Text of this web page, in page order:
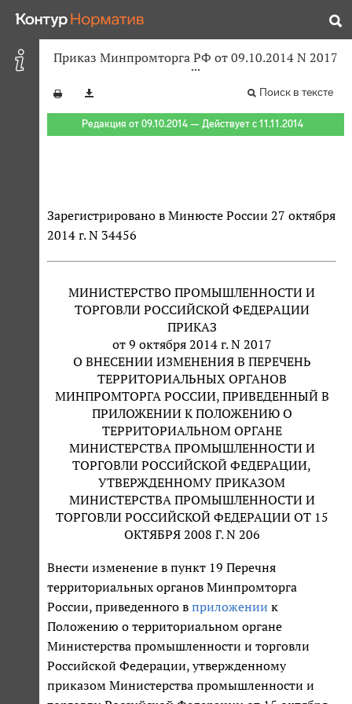
Приказ Минпромторга РФ от 09.10.2014 N 2017
Поиск в тексте
Редакция от 09.10.2014 — Действует с 11.11.2014
Зарегистрировано в Минюсте России 27 октября
2014 г. N 34456
МИНИСТЕРСТВО ПРОМЫШЛЕННОСТИ И
ТОРГОВЛИ РОССИЙСКОЙ ФЕДЕРАЦИИ
ПРИКАЗ
от 9 октября 2014 г. N 2017
О ВНЕСЕНИИ ИЗМЕНЕНИЯ В ПЕРЕЧЕНЬ
ТЕРРИТОРИАЛЬНЫХ ОРГАНОВ
МИНПРОМТОРГА РОССИИ, ПРИВЕДЕННЫЙ В
ПРИЛОЖЕНИИ К ПОЛОЖЕНИЮ О
ТЕРРИТОРИАЛЬНОМ ОРГАНЕ
МИНИСТЕРСТВА ПРОМЫШЛЕННОСТИ И
ТОРГОВЛИ РОССИЙСКОЙ ФЕДЕРАЦИИ,
УТВЕРЖДЕННОМУ ПРИКАЗОМ
МИНИСТЕРСТВА ПРОМЫШЛЕННОСТИ И
ТОРГОВЛИ РОССИЙСКОЙ ФЕДЕРАЦИИ ОТ 15
ОКТЯБРЯ 2008 Г. N 206
Внести изменение в пункт 19 Перечня
территориальных органов Минпромторга
России, приведенного в приложении к
Положению о территориальном органе
Министерства промышленности и торговли
Российской Федерации, утвержденному
приказом Министерства промышленности и